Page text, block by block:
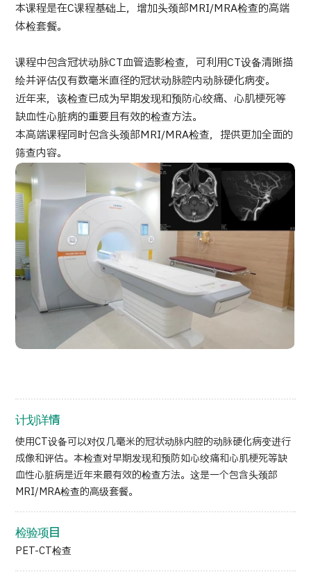
TOP
关于JMHC
面向国际患者
关于日本医疗
就诊流程
医疗项目检索
按部位・疾病搜索
按检查・术式・
治疗方法搜索
搜索美容医疗
内容精选
个人信息保护政策
公司指南与政策
日语 英语
本课程是在C课程基础上，增加头颈部MRI/MRA检查的高端
体检套餐。
课程中包含冠状动脉CT血管造影检查，可利用CT设备清晰描
绘并评估仅有数毫米直径的冠状动脉腔内动脉硬化病变。
近年来，该检查已成为早期发现和预防心绞痛、心肌梗死等
缺血性心脏病的重要且有效的检查方法。
本高端课程同时包含头颈部MRI/MRA检查，提供更加全面的
筛查内容。
计划详情
使用CT设备可以对仅几毫米的冠状动脉内腔的动脉硬化病变进行
成像和评估。本检查对早期发现和预防如心绞痛和心肌梗死等缺
血性心脏病是近年来最有效的检查方法。这是一个包含头颈部
MRI/MRA检查的高级套餐。
检验项目
PET-CT检查